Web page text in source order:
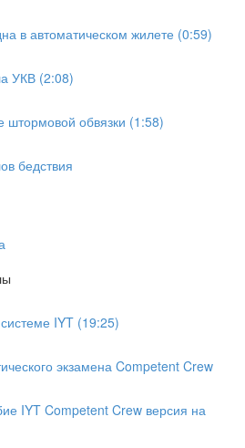
в автоматическом жилете (0:59)
УКВ (2:08)
штормовой обвязки (1:58)
бедствия
IYT (19:25)
экзамена Competent Crew
IYT Competent Crew версия на